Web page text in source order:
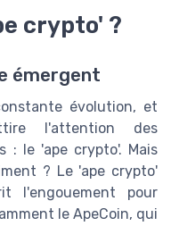
crypto' ?
émergent
évolution, et
l'attention des
: le 'ape crypto'. Mais
? Le 'ape crypto'
l'engouement pour
le ApeCoin, qui